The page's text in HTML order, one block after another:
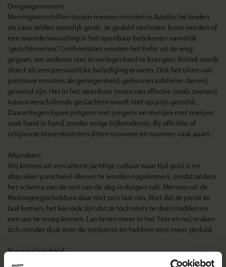
Omgangsvormen:
Meningsverschillen tussen mensen worden in Aziatische landen
als Laos zelden openlijk geuit. Je geduld verliezen, boos worden of
een woordenwisseling in het openbaar betekenen namelijk
'gezichtsverlies'. Confrontaties worden het liefst uit de weg
gegaan, om anderen niet in verlegenheid te brengen. Kritiek wordt
direct als een persoonlijke belediging ervaren. Ook het uiten van
positieve emoties als genegenheid, gebeuren subtieler dan wij
gewend zijn. Het in het openbaar tonen van affectie (zoals zoenen)
tussen verschillende geslachten wordt niet op prijs gesteld.
Daarentegen lopen jongens met jongens en meisjes met meisjes
vaak hand in hand, zonder enige bijbetekenis. Bij officiële of
religieuze bijeenkomsten zitten vrouwen en mannen vaak apart.
Afspraken:
Wij komen uit een uiterst jachtige cultuur waar tijd geld is en
afspraken punctueel dienen te worden nagekomen, omdat anders
het schema van de rest van de dag in duigen valt. Mensen uit de
Mekongregio hebben daar niet zo'n last van. Niet dat ze persé te
laat komen, het kan ook zijn dat ze toch niets te doen hadden en
een uur te vroeg komen. Lao leven meer in het 'hier en nu', maken
zich minder druk over de toekomst en hebben veel meer geduld.
Nieuwsgierigheid:
Het stellen van allerlei persoonlijke vragen over leeftijd, salaris,